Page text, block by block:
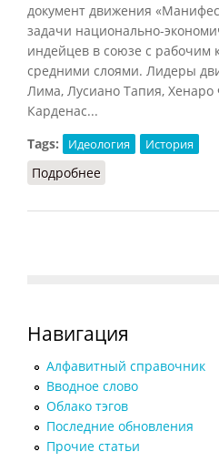
документ движения
задачи национально-
индейцев в союзе с рабочим
средними слоями. Лидеры
Лима, Лусиано Тапия, Хенаро
Карденас...
Tags:
Идеология История
Подробнее
Навигация
Алфавитный справочник
Вводное слово
Облако тэгов
Последние обновления
Прочие статьи